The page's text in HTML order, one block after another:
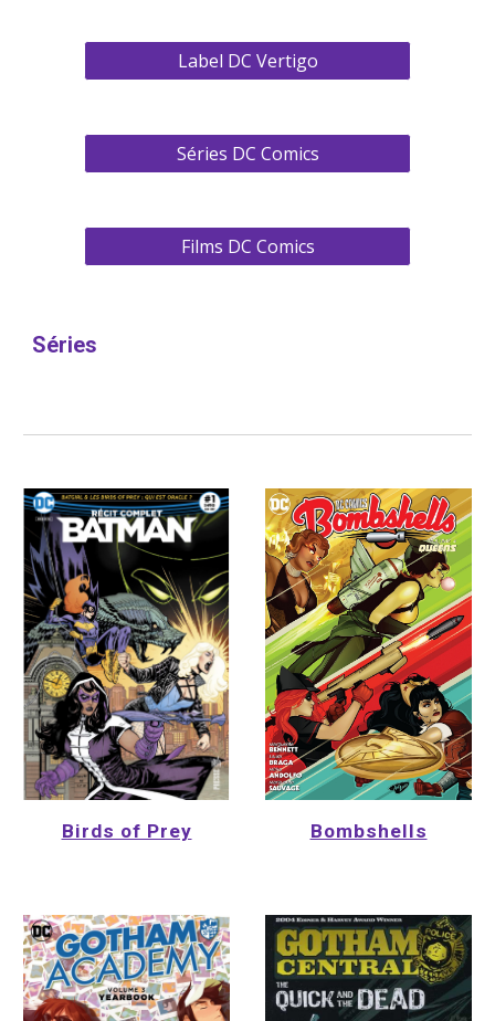
Label DC Vertigo
Séries DC Comics
Films DC Comics
Séries
Birds of Prey Bombshells